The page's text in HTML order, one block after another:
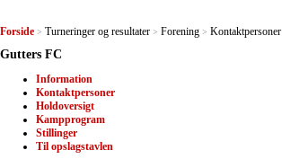
Forside > Turneringer og resultater > Forening > Kontaktpersoner
Gutters FC
Information
Kontaktpersoner
Holdoversigt
Kampprogram
Stillinger
Til opslagstavlen